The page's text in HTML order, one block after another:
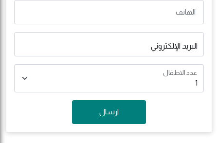
البريد الإلكتروني
عدد الاطفال
ارسال